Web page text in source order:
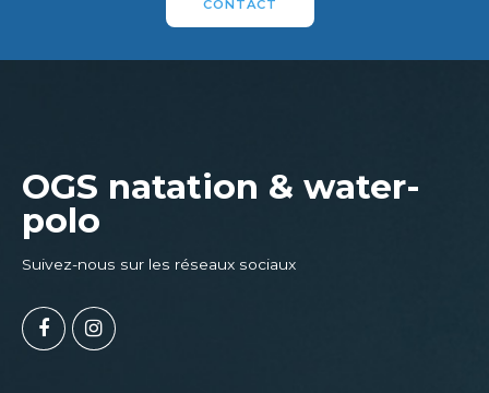
CONTACT
OGS natation & water-
polo
Suivez-nous sur les réseaux sociaux